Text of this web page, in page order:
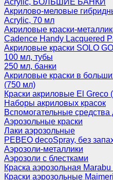
Acrylic, БОЛЬШИЕ БАНКИ
Акрилово-меловые
Acrylic, 70 мл
Акриловые краски-
Cadence Handy Lacquered
Акриловые краски SOLO
100 мл, тубы
250 мл, банки
Акриловые краски в
(750 мл)
Краски акриловые El Greco
Наборы акриловых красок
Вспомогательные
Аэрозольные краски
Лаки аэрозольные
PEBEO decoSpray, без
Аэрозоли-металлики
Аэрозоли с блестками
Краска аэрозольная
Краски аэрозольные